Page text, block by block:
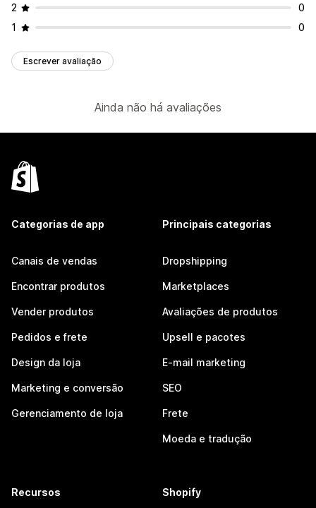
2
0
1
0
Escrever avaliação
Ainda não há avaliações
Categorias de app
Canais de vendas
Encontrar produtos
Vender produtos
Pedidos e frete
Design da loja
Marketing e conversão
Gerenciamento de loja
Principais categorias
Dropshipping
Marketplaces
Avaliações de produtos
Upsell e pacotes
E-mail marketing
SEO
Frete
Moeda e tradução
Recursos Shopify